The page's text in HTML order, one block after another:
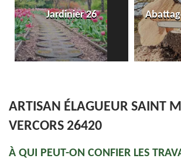
Jardinier 26
ARTISAN ÉLAGUEUR SAINT
VERCORS 26420
À QUI PEUT-ON CONFIER LES